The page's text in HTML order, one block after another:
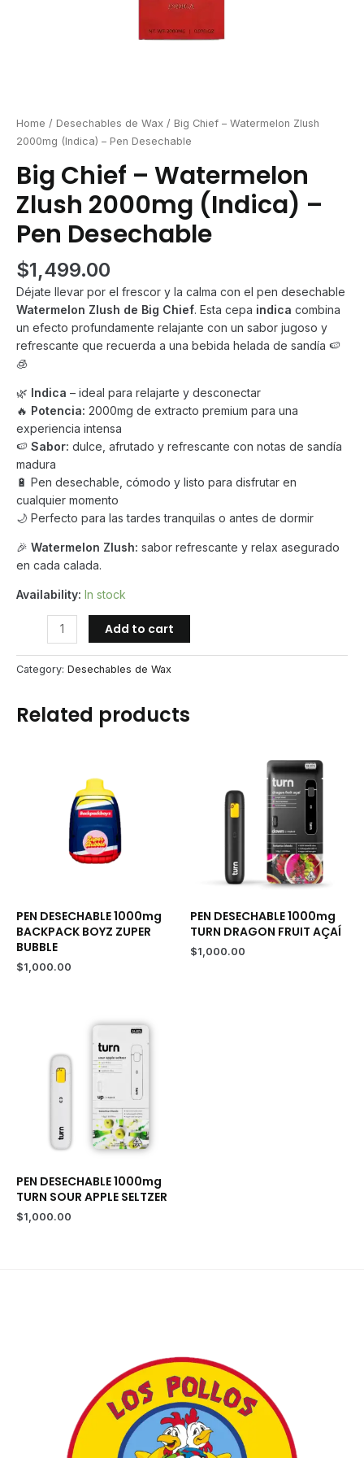
Home / Desechables de Wax / Big Chief – Watermelon Zlush
2000mg (Indica) – Pen Desechable
Big Chief – Watermelon
Zlush 2000mg (Indica) –
Pen Desechable
$1,499.00
Déjate llevar por el frescor y la calma con el pen desechable
Watermelon Zlush de Big Chief. Esta cepa indica combina
un efecto profundamente relajante con un sabor jugoso y
refrescante que recuerda a una bebida helada de sandía 🍉
🧊
🌿 Indica – ideal para relajarte y desconectar
🔥 Potencia: 2000mg de extracto premium para una
experiencia intensa
🍉 Sabor: dulce, afrutado y refrescante con notas de sandía
madura
🔋 Pen desechable, cómodo y listo para disfrutar en
cualquier momento
🌙 Perfecto para las tardes tranquilas o antes de dormir
🎉 Watermelon Zlush: sabor refrescante y relax asegurado
en cada calada.
Availability: In stock
–
Watermelon
2000mg
Add to cart
Category: Desechables de Wax
Related products
PEN DESECHABLE 1000mg
BACKPACK BOYZ ZUPER
BUBBLE
$1,000.00
PEN DESECHABLE 1000mg
TURN DRAGON FRUIT AÇAÍ
$1,000.00
PEN DESECHABLE 1000mg
TURN SOUR APPLE SELTZER
$1,000.00